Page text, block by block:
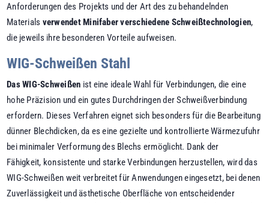
Anforderungen des Projekts und der Art des zu behandelnden
Materials verwendet Minifaber verschiedene Schweißtechnologien,
die jeweils ihre besonderen Vorteile aufweisen.
WIG-Schweißen Stahl
DasWIG-Schweißen ist eine ideale Wahl für Verbindungen, die eine
hohe Präzision und ein gutes Durchdringen der Schweißverbindung
erfordern. Dieses Verfahren eignet sich besonders für die Bearbeitung
dünner Blechdicken, da es eine gezielte und kontrollierte Wärmezufuhr
bei minimaler Verformung des Blechs ermöglicht. Dank der
Fähigkeit, konsistente und starke Verbindungen herzustellen, wird das
WIG-Schweißen weit verbreitet für Anwendungen eingesetzt, bei denen
Zuverlässigkeit und ästhetische Oberfläche von entscheidender